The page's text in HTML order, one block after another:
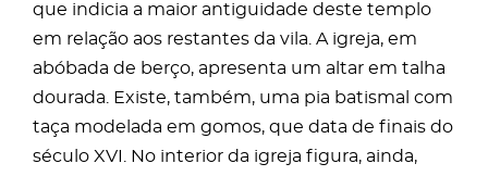
que indicia a maior antiguidade deste templo
em relação aos restantes da vila. A igreja, em
abóbada de berço, apresenta um altar em talha
dourada. Existe, também, uma pia batismal com
taça modelada em gomos, que data de finais do
século XVI. No interior da igreja figura, ainda,